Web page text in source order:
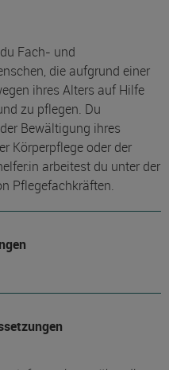
Fach- und
die aufgrund einer
ihres Alters auf Hilfe
zu pflegen. Du
Bewältigung ihres
Körperpflege oder der
arbeitest du unter der
Pflegefachkräften.